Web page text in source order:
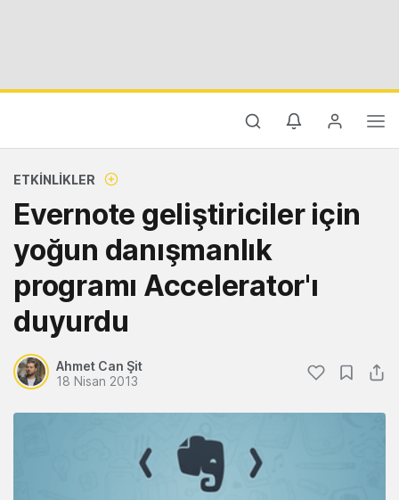
ETKINLIKLER
Evernote geliştiriciler için
yoğun danışmanlık
programı Accelerator'ı
duyurdu
Ahmet Can Şit
18 Nisan 2013